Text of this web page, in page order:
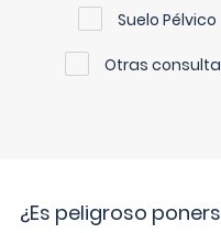
Suelo Pélvico
Otras
¿Es peligroso